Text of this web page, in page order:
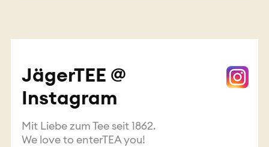
JägerTEE @
Instagram
Mit Liebe zum Tee seit 1862.
We love to enterTEA you!